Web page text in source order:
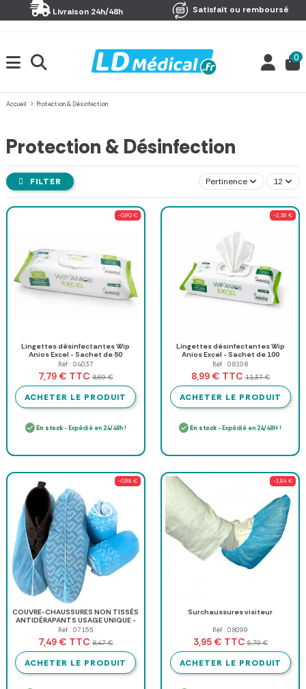
Livraison 24h/48h Satisfait ou remboursé
0
Accueil Protection & Désinfection
Protection & Désinfection
FILTER Pertinence 12
-0,90 €
Lingettes désinfectantes Wip
Anios Excel - Sachet de 50
Réf : 04037
7,79 € TTC 8,69 €
ACHETER LE PRODUIT
En stock- Expédié en 24/48h !
-2,38 €
Lingettes désinfectantes Wip
Anios Excel - Sachet de 100
Réf : 08108
8,99 € TTC 11,37 €
ACHETER LE PRODUIT
En stock - Expédié en 24/48H !
-0,98 €
COUVRE-CHAUSSURES NON TISSÉS
ANTIDÉRAPANTS USAGE UNIQUE -
lot de 50 paires
Réf : 07155
7,49 € TTC 8,47 €
ACHETER LE PRODUIT
-1,84 €
Surchaussures visiteur
Réf : 08099
3,95 € TTC 5,79 €
ACHETER LE PRODUIT
Panneau de gestion des cookies